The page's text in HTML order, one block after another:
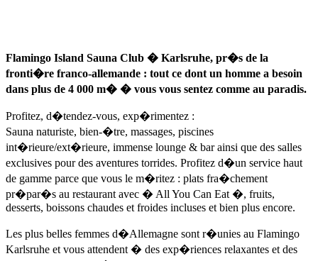
Flamingo Island Sauna Club � Karlsruhe, pr�s de la
fronti�re franco-allemande : tout ce dont un homme a besoin
dans plus de 4 000 m� � vous vous sentez comme au paradis.
Profitez, d�tendez-vous, exp�rimentez :
Sauna naturiste, bien-�tre, massages, piscines
int�rieure/ext�rieure, immense lounge & bar ainsi que des salles
exclusives pour des aventures torrides. Profitez d�un service haut
de gamme parce que vous le m�ritez : plats fra�chement
pr�par�s au restaurant avec � All You Can Eat �, fruits,
desserts, boissons chaudes et froides incluses et bien plus encore.
Les plus belles femmes d�Allemagne sont r�unies au Flamingo
Karlsruhe et vous attendent � des exp�riences relaxantes et des